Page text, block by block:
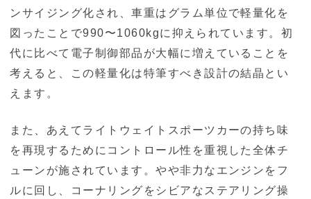
ンサイジング化され、車重はグラム単位で軽量化を
図ったことで990〜1060kgに抑えられています。初
代に比べて電子制御部品が大幅に増えていることを
考えると、この軽量化は特筆すべき設計の結晶とい
えます。
また、あえてライトウェイトスポーツカーの持ち味
を再現するためにコントロール性を重視した全体チ
ューンが施されています。やや非力なエンジンをフ
ルに回し、コーナリングをシビアなステアリング操